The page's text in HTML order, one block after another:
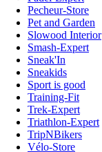
Pecheur-Store
Pet and Garden
Slowood Interior
Smash-Expert
Sneak'In
Sneakids
Sport is good
Training-Fit
Trek-Expert
Triathlon-Expert
TripNBikers
Vélo-Store